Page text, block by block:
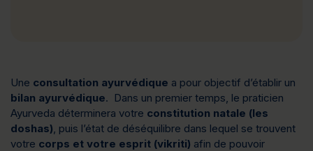
Une consultation ayurvédique a pour objectif d’établir un
bilan ayurvédique. Dans un premier temps, le praticien
Ayurveda déterminera votre constitution natale (les
doshas) , puis l’état de déséquilibre dans lequel se trouvent
votre corps et votre esprit (vikriti) afin de pouvoir